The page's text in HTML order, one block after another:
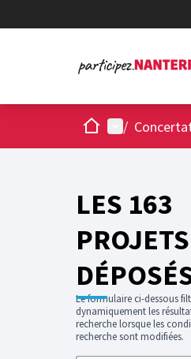
AccueilMenu
/
LES 163
PROJETS
Le formulaire ci-dessous
dynamiquement les
recherche lorsque les
recherche sont modifiées.